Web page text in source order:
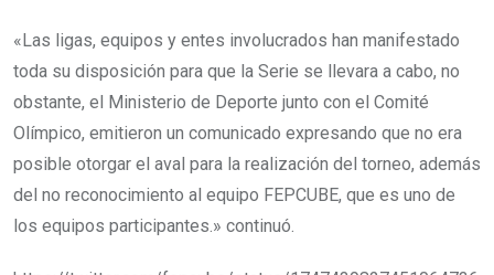
«Las ligas, equipos y entes involucrados han manifestado
toda su disposición para que la Serie se llevara a cabo, no
obstante, el Ministerio de Deporte junto con el Comité
Olímpico, emitieron un comunicado expresando que no era
posible otorgar el aval para la realización del torneo, además
del no reconocimiento al equipo FEPCUBE, que es uno de
los equipos participantes.» continuó.